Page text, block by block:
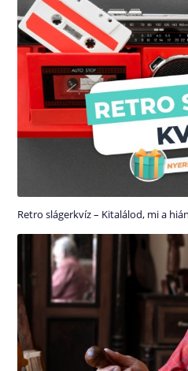
Retro slágerkvíz – Kitalálod, mi a